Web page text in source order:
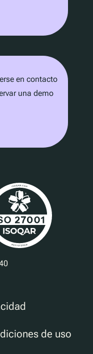
en contacto
una demo
de uso